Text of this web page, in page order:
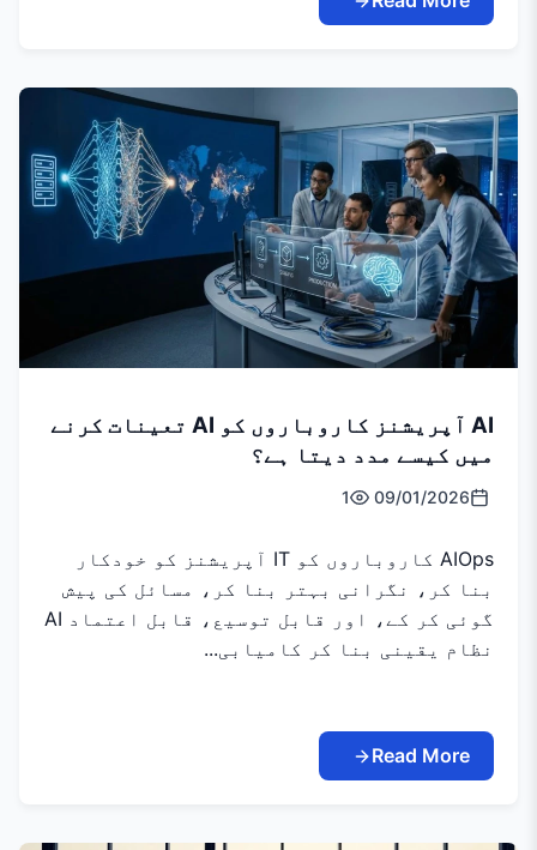
AI آپریشنز کاروباروں کو AI تعینات کرنے
میں کیسے مدد دیتا ہے؟
09/01/2026
1
AIOps کاروباروں کو IT آپریشنز کو خودکار
بنا کر، نگرانی بہتر بنا کر، مسائل کی پیش
گوئی کر کے، اور قابل توسیع، قابل اعتماد AI
نظام یقینی بنا کر کامیابی...
Read More